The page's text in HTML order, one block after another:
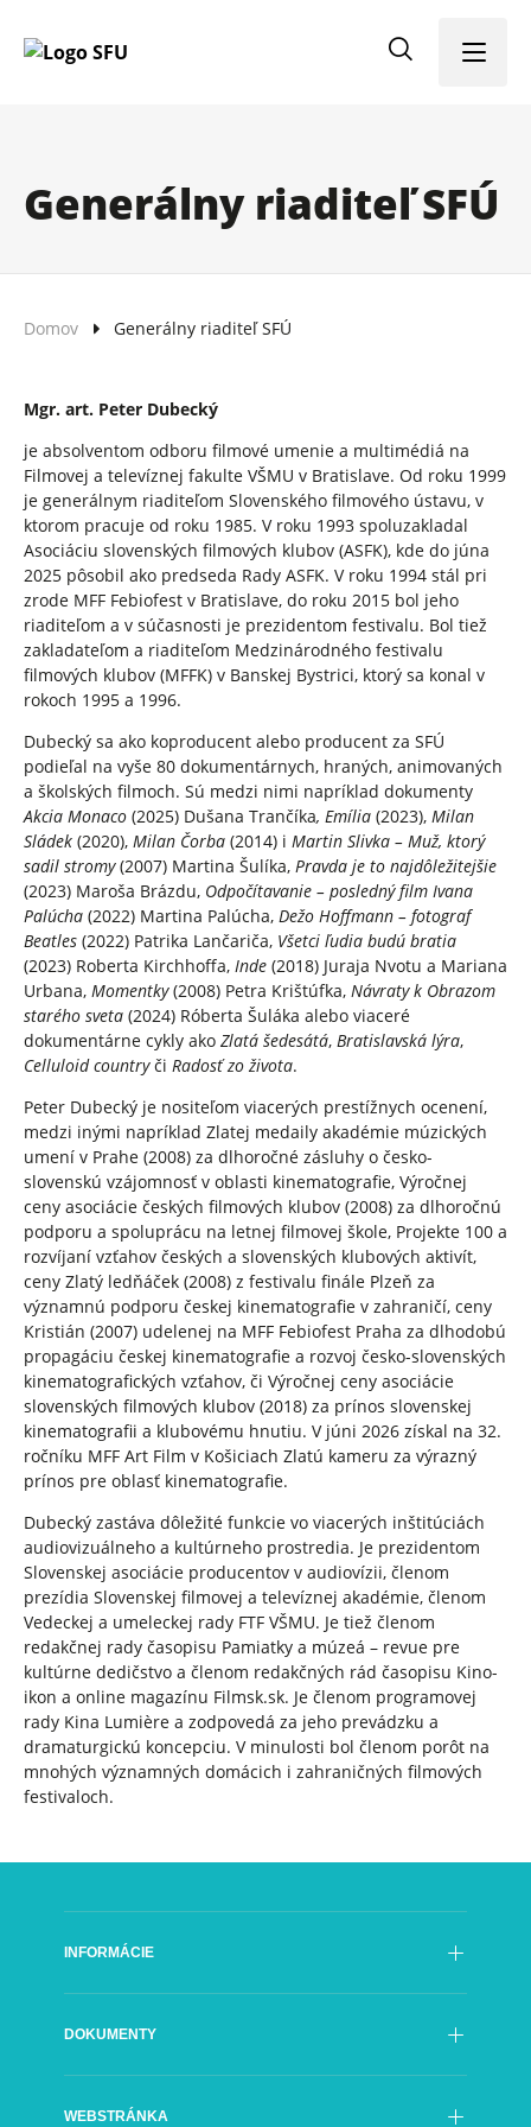
Menu
Generálny riaditeľ SFÚ
Domov Generálny riaditeľ SFÚ
Mgr. art. Peter Dubecký
je absolventom odboru filmové umenie a multimédiá na
Filmovej a televíznej fakulte VŠMU v Bratislave. Od roku 1999
je generálnym riaditeľom Slovenského filmového ústavu, v
ktorom pracuje od roku 1985. V roku 1993 spoluzakladal
Asociáciu slovenských filmových klubov (ASFK), kde do júna
2025 pôsobil ako predseda Rady ASFK. V roku 1994 stál pri
zrode MFF Febiofest v Bratislave, do roku 2015 bol jeho
riaditeľom a v súčasnosti je prezidentom festivalu. Bol tiež
zakladateľom a riaditeľom Medzinárodného festivalu
filmových klubov (MFFK) v Banskej Bystrici, ktorý sa konal v
rokoch 1995 a 1996.
Dubecký sa ako koproducent alebo producent za SFÚ
podieľal na vyše 80 dokumentárnych, hraných, animovaných
a školských filmoch. Sú medzi nimi napríklad dokumenty
Akcia Monaco (2025) Dušana Trančíka, Emília (2023), Milan
Sládek (2020), Milan Čorba (2014) i Martin Slivka – Muž, ktorý
sadil stromy(2007) Martina Šulíka, Pravda je to najdôležitejšie
(2023) Maroša Brázdu, Odpočítavanie – posledný film Ivana
Palúcha (2022) Martina Palúcha, Dežo Hoffmann – fotograf
Beatles (2022) Patrika Lančariča, Všetci ľudia budú bratia
(2023) Roberta Kirchhoffa, Inde (2018) Juraja Nvotu a Mariana
Urbana, Momentky(2008) Petra Krištúfka, Návraty k Obrazom
starého sveta (2024) Róberta Šuláka alebo viaceré
dokumentárne cykly ako Zlatá šedesátá, Bratislavská lýra,
Celluloid countryči Radosť zo života.
Peter Dubecký je nositeľom viacerých prestížnych ocenení,
medzi inými napríklad Zlatej medaily akadémie múzických
umení v Prahe (2008) za dlhoročné zásluhy o česko-
slovenskú vzájomnosť v oblasti kinematografie, Výročnej
ceny asociácie českých filmových klubov (2008) za dlhoročnú
podporu a spoluprácu na letnej filmovej škole, Projekte 100 a
rozvíjaní vzťahov českých a slovenských klubových aktivít,
ceny Zlatý ledňáček (2008) z festivalu finále Plzeň za
významnú podporu českej kinematografie v zahraničí, ceny
Kristián (2007) udelenej na MFF Febiofest Praha za dlhodobú
propagáciu českej kinematografie a rozvoj česko-slovenských
kinematografických vzťahov, či Výročnej ceny asociácie
slovenských filmových klubov (2018) za prínos slovenskej
kinematografii a klubovému hnutiu. V júni 2026 získal na 32.
ročníku MFF Art Film v Košiciach Zlatú kameru za výrazný
prínos pre oblasť kinematografie.
Dubecký zastáva dôležité funkcie vo viacerých inštitúciách
audiovizuálneho a kultúrneho prostredia. Je prezidentom
Slovenskej asociácie producentov v audiovízii, členom
prezídia Slovenskej filmovej a televíznej akadémie, členom
Vedeckej a umeleckej rady FTF VŠMU. Je tiež členom
redakčnej rady časopisu Pamiatky a múzeá – revue pre
kultúrne dedičstvo a členom redakčných rád časopisu Kino-
ikon a online magazínu Filmsk.sk. Je členom programovej
rady Kina Lumière a zodpovedá za jeho prevádzku a
dramaturgickú koncepciu. V minulosti bol členom porôt na
mnohých významných domácich i zahraničných filmových
festivaloch.
INFORMÁCIE
História
DOKUMENTY
Výročné správy
WEBSTRÁNKA